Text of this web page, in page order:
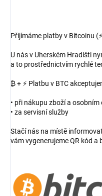
Přijímáme platby v Bitcoinu
U nás v Uherském Hradišti
a to prostřednictvím rychlé
₿ + ⚡ Platbu v BTC
• při nákupu zboží a
• za servisní služby
Stačí nás na místě
vám vygenerujeme QR kód a